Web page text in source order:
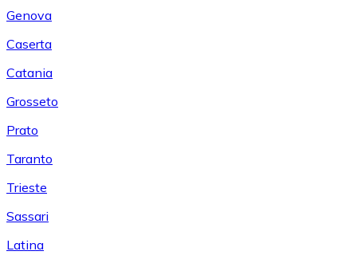
Genova
Caserta
Catania
Grosseto
Prato
Taranto
Trieste
Sassari
Latina